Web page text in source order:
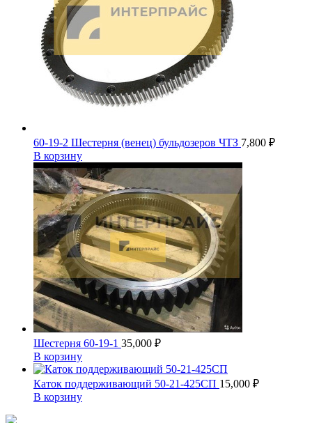
60-19-2 Шестерня (венец) бульдозеров ЧТЗ 7,800 ₽
В корзину
Шестерня 60-19-1 35,000 ₽
В корзину
Каток поддерживающий 50-21-425СП 15,000 ₽
В корзину